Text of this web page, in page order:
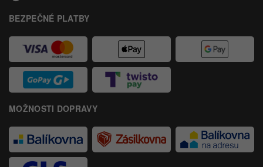
BEZPEČNÉ PLATBY
MOŽNOSTI DOPRAVY